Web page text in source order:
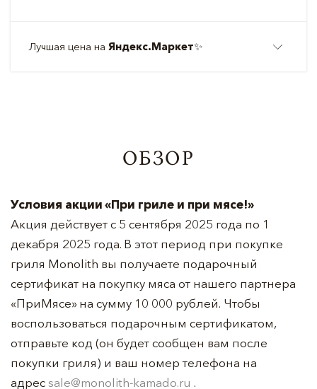
Лучшая цена на Яндекс.Маркет✨
ОБЗОР
Условия акции «При гриле и при мясе!»
Акция действует с 5 сентября 2025 года по 1
декабря 2025 года. В этот период при покупке
гриля Monolith вы получаете подарочный
сертификат на покупку мяса от нашего партнера
«ПриМясе» на сумму 10 000 рублей. Чтобы
воспользоваться подарочным сертификатом,
отправьте код (он будет сообщен вам после
покупки гриля) и ваш номер телефона на
адресsale@monolith-kamado.ru .